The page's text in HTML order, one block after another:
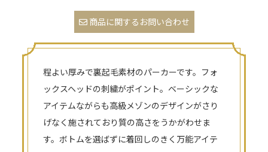
商品に関するお問い合わせ
程よい厚みで裏起毛素材のパーカーです。フォ
ックスヘッドの刺繍がポイント。ベーシックな
アイテムながらも高級メゾンのデザインがさり
げなく施されており質の高さをうかがわせま
す。ボトムを選ばずに着回しのきく万能アイテ